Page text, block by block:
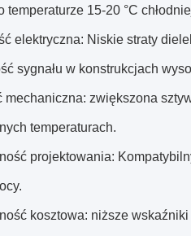
temperaturze 15-20 °C
elektryczna: Niskie straty
sygnału w konstrukcjach
mechaniczna: zwiększona
temperaturach.
projektowania:
kosztowa: niższe